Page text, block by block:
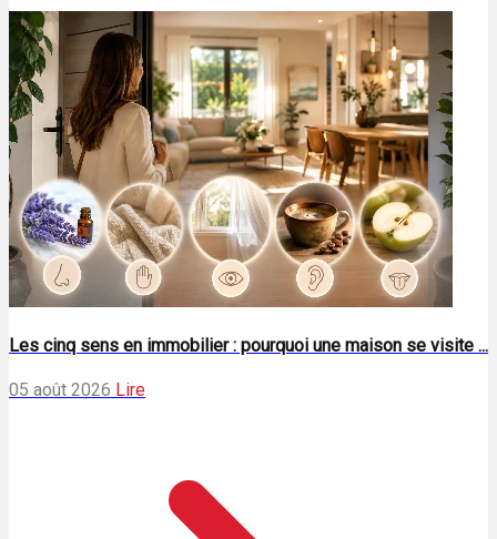
Les cinq sens en immobilier : pourquoi une maison se visite ...
05 août 2026 Lire